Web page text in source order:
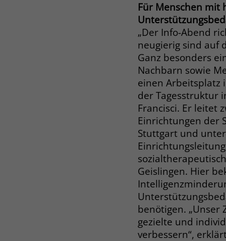
Für Menschen mit
„Der Info-Abend
neugierig sind auf
Ganz besonders
Nachbarn sowie
einen Arbeitsplatz
der Tagesstruktur
Francisci. Er leitet
Einrichtungen der
Stuttgart und
Geislingen. Hier
benötigen. „Unser
gezielte und
verbessern“,